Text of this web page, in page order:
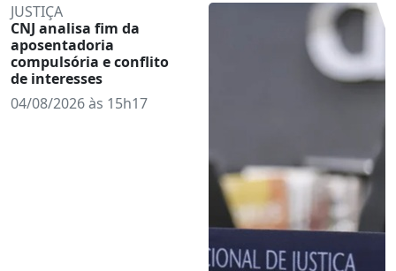
JUSTIÇA
CNJ analisa fim da
aposentadoria
compulsória e conflito
de interesses
04/08/2026 às 15h17